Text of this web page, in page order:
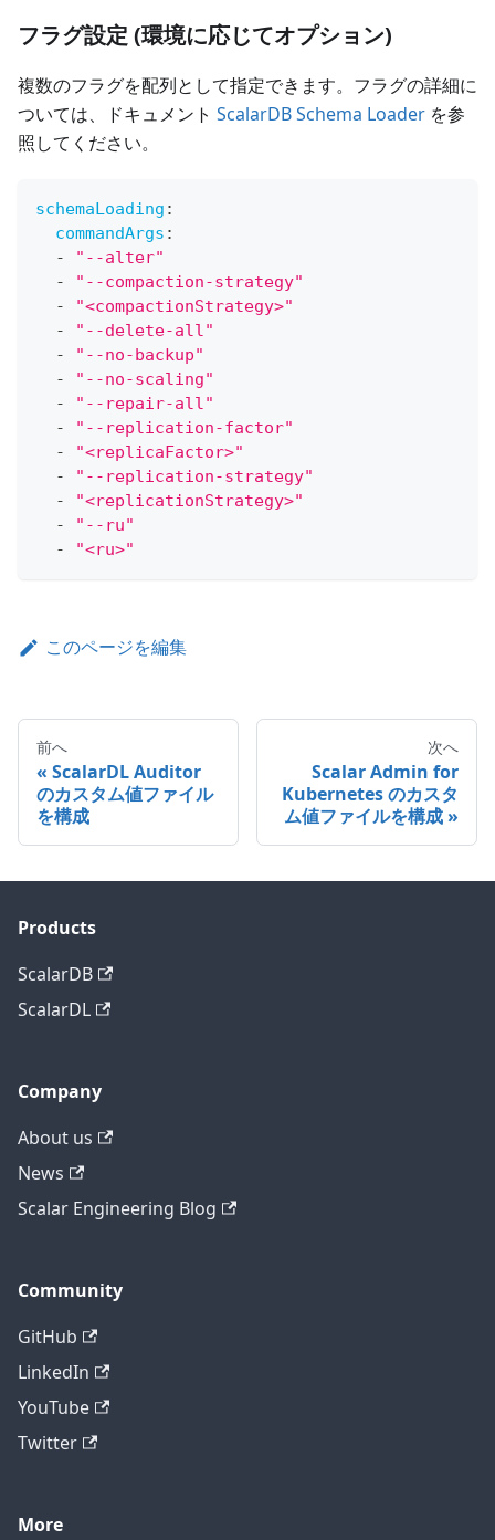
フラグ設定 (環境に応じてオプション)
複数のフラグを配列として指定できます。フラグの詳細に
ついては、ドキュメント ScalarDB Schema Loader を参
照してください。
schemaLoading :
commandArgs :
-
"--alter"
-
"--compaction-strategy"
-
"<compactionStrategy>"
-
"--delete-all"
-
"--no-backup"
-
"--no-scaling"
-
"--repair-all"
-
"--replication-factor"
-
"<replicaFactor>"
-
"--replication-strategy"
-
"<replicationStrategy>"
-
"--ru"
-
"<ru>"
このページを編集
前へ
ScalarDL Auditor
のカスタム値ファイル
を構成
次へ
Scalar Admin for
Kubernetes のカスタ
ム値ファイルを構成
Products
ScalarDB
ScalarDL
Company
About us
News
Scalar Engineering Blog
Community
GitHub
LinkedIn
YouTube
Twitter
More